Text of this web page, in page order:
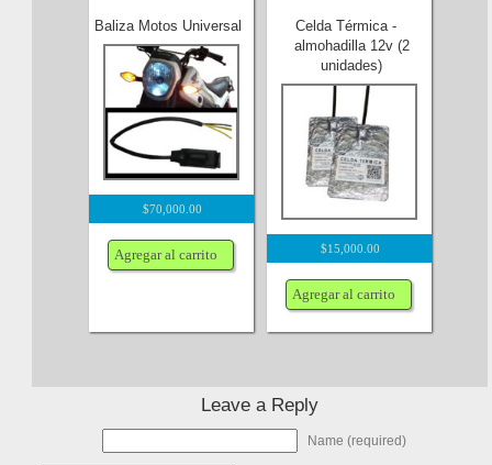
Baliza Motos Universal
$70,000.00
Agregar al carrito
Celda Térmica -
almohadilla 12v (2
unidades)
$15,000.00
Agregar al carrito
Leave a Reply
Name (required)